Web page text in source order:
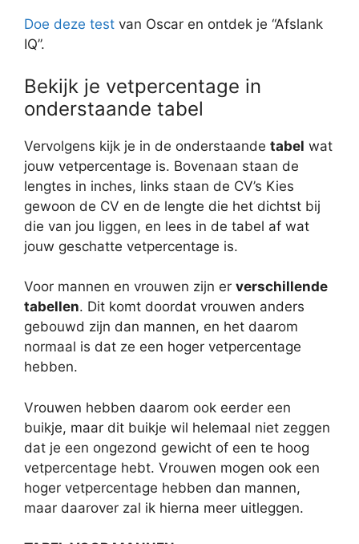
Doe deze test van Oscar en ontdek je “Afslank
IQ”.
Bekijk je vetpercentage in
onderstaande tabel
Vervolgens kijk je in de onderstaande tabel wat
jouw vetpercentage is. Bovenaan staan de
lengtes in inches, links staan de CV’s Kies
gewoon de CV en de lengte die het dichtst bij
die van jou liggen, en lees in de tabel af wat
jouw geschatte vetpercentage is.
Voor mannen en vrouwen zijn er verschillende
tabellen. Dit komt doordat vrouwen anders
gebouwd zijn dan mannen, en het daarom
normaal is dat ze een hoger vetpercentage
hebben.
Vrouwen hebben daarom ook eerder een
buikje, maar dit buikje wil helemaal niet zeggen
dat je een ongezond gewicht of een te hoog
vetpercentage hebt. Vrouwen mogen ook een
hoger vetpercentage hebben dan mannen,
maar daarover zal ik hierna meer uitleggen.